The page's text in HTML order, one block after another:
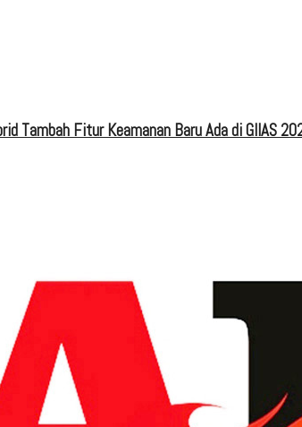
Tambah Fitur Keamanan Baru Ada di GIIAS